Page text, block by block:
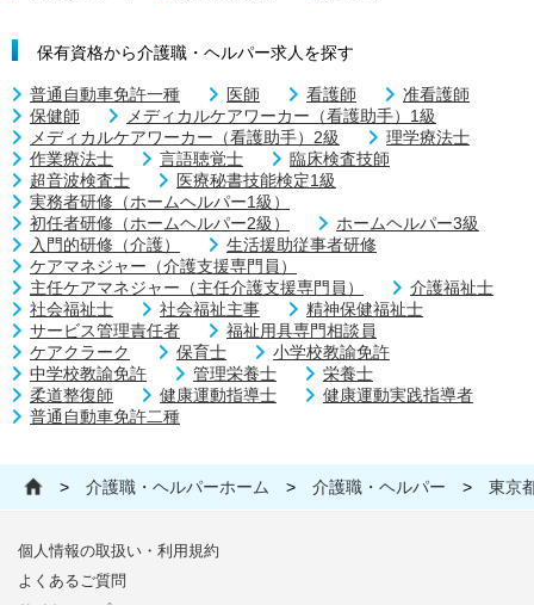
保有資格から介護職・ヘルパー求人を探す
普通自動車免許一種 医師 看護師
准看護師
保健師
メディカルケアワーカー（看護助手）1級
メディカルケアワーカー（看護助手）2級
理学療法士
作業療法士
言語聴覚士
臨床検査技師
超音波検査士
医療秘書技能検定1級
実務者研修（ホームヘルパー1級）
初任者研修（ホームヘルパー2級）
ホームヘルパー3級
入門的研修（介護）
生活援助従事者研修
ケアマネジャー（介護支援専門員）
主任ケアマネジャー（主任介護支援専門員）
介護福祉士
社会福祉士
社会福祉主事
精神保健福祉士
サービス管理責任者
福祉用具専門相談員
ケアクラーク
保育士
小学校教諭免許
中学校教諭免許
管理栄養士
栄養士
柔道整復師
健康運動指導士
健康運動実践指導者
普通自動車免許二種
> 介護職・ヘルパーホーム > 介護職・ヘルパー > 東京
個人情報の取扱い・利用規約
よくあるご質問